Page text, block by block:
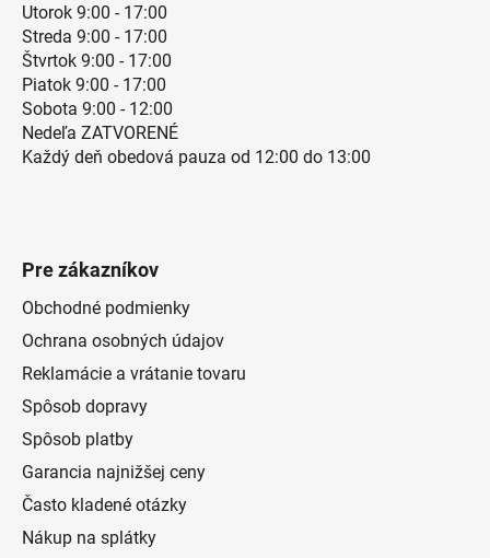
Utorok 9:00 - 17:00
Streda 9:00 - 17:00
Štvrtok 9:00 - 17:00
Piatok 9:00 - 17:00
Sobota 9:00 - 12:00
Nedeľa ZATVORENÉ
Každý deň obedová pauza od 12:00 do 13:00
Pre zákazníkov
Obchodné podmienky
Ochrana osobných údajov
Reklamácie a vrátanie tovaru
Spôsob dopravy
Spôsob platby
Garancia najnižšej ceny
Často kladené otázky
Nákup na splátky